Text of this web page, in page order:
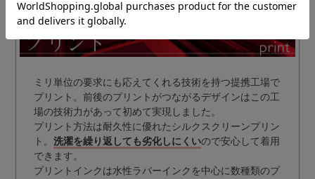
ミリ単位の要求にも応えてくれる技術を持つ提携工場で
プリント。前後のプリントがつながるデザインはこの工
場の技術力があって初めて実現しました。
プリント方法は耐久性に優れたシルクスクリーンプリン
ト。 洗濯を繰り返しても劣化しにくいので安心して着用
できます。
プリントインクは水性ラバーインクを中心に数種類のプ